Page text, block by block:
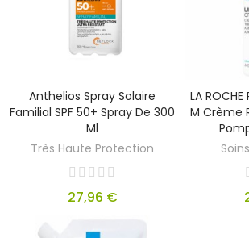
Anthelios Spray Solaire
Familial SPF 50+ Spray De 300
Ml
Très Haute Protection
27,96 €
LA ROCHE
M Crème